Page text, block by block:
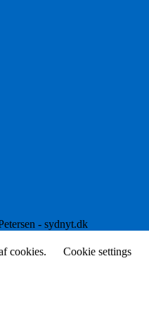
- sydnyt.dk
cookies. Cookie settings